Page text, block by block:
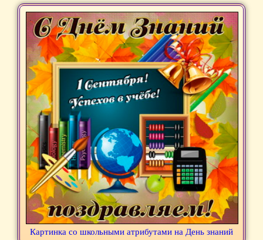
Картинка со школьными атрибутами на День знаний